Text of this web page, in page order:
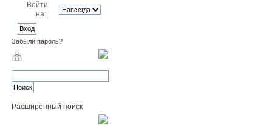
Войти
на:
Забыли пароль?
Расширенный поиск